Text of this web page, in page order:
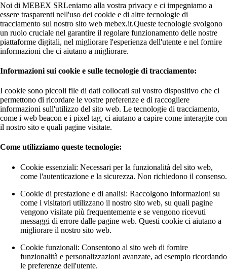
Noi di MEBEX SRLeniamo alla vostra privacy e ci impegniamo a
essere trasparenti nell'uso dei cookie e di altre tecnologie di
tracciamento sul nostro sito web mebex.it.Queste tecnologie svolgono
un ruolo cruciale nel garantire il regolare funzionamento delle nostre
piattaforme digitali, nel migliorare l'esperienza dell'utente e nel fornire
informazioni che ci aiutano a migliorare.
Informazioni sui cookie e sulle tecnologie di tracciamento:
I cookie sono piccoli file di dati collocati sul vostro dispositivo che ci
permettono di ricordare le vostre preferenze e di raccogliere
informazioni sull'utilizzo del sito web. Le tecnologie di tracciamento,
come i web beacon e i pixel tag, ci aiutano a capire come interagite con
il nostro sito e quali pagine visitate.
Come utilizziamo queste tecnologie:
Cookie essenziali: Necessari per la funzionalità del sito web,
come l'autenticazione e la sicurezza. Non richiedono il consenso.
Cookie di prestazione e di analisi: Raccolgono informazioni su
come i visitatori utilizzano il nostro sito web, su quali pagine
vengono visitate più frequentemente e se vengono ricevuti
messaggi di errore dalle pagine web. Questi cookie ci aiutano a
migliorare il nostro sito web.
Cookie funzionali: Consentono al sito web di fornire
funzionalità e personalizzazioni avanzate, ad esempio ricordando
le preferenze dell'utente.